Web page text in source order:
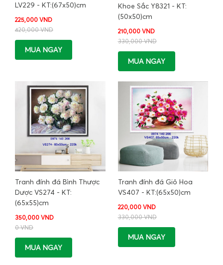
LV229 - KT:(67x50)cm
225,000 VND
420,000 VND
MUA NGAY
Khoe Sắc Y8321 - KT:
(50x50)cm
210,000 VND
330,000 VND
MUA NGAY
Tranh đính đá Bình Thược
Dược VS274 - KT:
(65x55)cm
350,000 VND
0 VND
MUA NGAY
Tranh đính đá Giỏ Hoa
VS407 - KT:(65x50)cm
220,000 VND
330,000 VND
MUA NGAY